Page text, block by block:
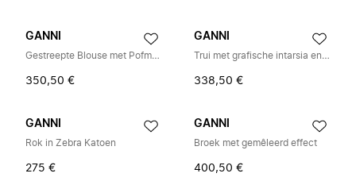
GANNI
Gestreepte Blouse met Pofmouwen
350,50 €
GANNI
Trui met grafische intarsia en ronde hals
338,50 €
GANNI
Rok in Zebra Katoen
275 €
GANNI
Broek met gemêleerd effect
400,50 €